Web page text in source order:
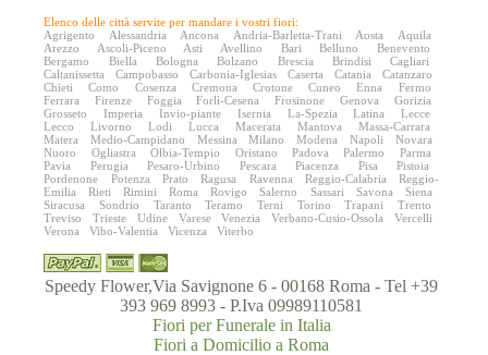
Elenco delle città servite per mandare i vostri fiori:
Agrigento
Alessandria Ancona Andria-Barletta-Trani Aosta
Aquila
Arezzo
Ascoli-Piceno Asti Avellino Bari Belluno
Benevento
Bergamo
Biella Bologna Bolzano Brescia Brindisi
Cagliari
Caltanissetta
Campobasso Carbonia-Iglesias Caserta Catania
Catanzaro
Chieti
Como Cosenza Cremona Crotone Cuneo Enna
Fermo
Ferrara
Firenze Foggia Forlì-Cesena Frosinone Genova
Gorizia
Grosseto
Imperia Invio-piante Isernia La-Spezia Latina
Lecce
Lecco
Livorno Lodi Lucca Macerata Mantova
Massa-Carrara
Matera
Medio-Campidano Messina Milano Modena Napoli
Novara
Nuoro
Ogliastra Olbia-Tempio Oristano Padova Palermo
Parma
Pavia
Perugia Pesaro-Urbino Pescara Piacenza Pisa
Pistoia
Pordenone
Potenza Prato Ragusa Ravenna Reggio-Calabria
Reggio-
Emilia
Rieti Rimini Roma Rovigo Salerno Sassari Savona
Siena
Siracusa
Sondrio Taranto Teramo Terni Torino Trapani
Trento
Treviso
Trieste Udine Varese Venezia Verbano-Cusio-Ossola
Vercelli
Verona
Vibo-Valentia Vicenza Viterbo
Speedy Flower,Via Savignone 6 - 00168 Roma - Tel +39
393 969 8993 - P.Iva 09989110581
Fiori per Funerale in Italia
Fiori a Domicilio a Roma